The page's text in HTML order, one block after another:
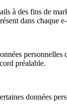
à des fins de
dans chaque
personnelles
préalable.
données